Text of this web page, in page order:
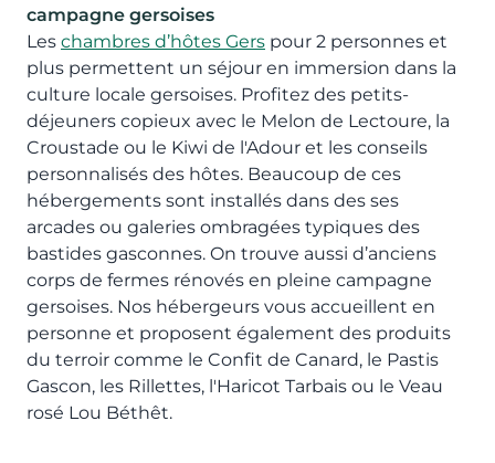
campagne gersoises
Les chambres d’hôtes Gers pour 2 personnes et
plus permettent un séjour en immersion dans la
culture locale gersoises. Profitez des petits-
déjeuners copieux avec le Melon de Lectoure, la
Croustade ou le Kiwi de l'Adour et les conseils
personnalisés des hôtes. Beaucoup de ces
hébergements sont installés dans des ses
arcades ou galeries ombragées typiques des
bastides gasconnes. On trouve aussi d’anciens
corps de fermes rénovés en pleine campagne
gersoises. Nos hébergeurs vous accueillent en
personne et proposent également des produits
du terroir comme le Confit de Canard, le Pastis
Gascon, les Rillettes, l'Haricot Tarbais ou le Veau
rosé Lou Béthêt.